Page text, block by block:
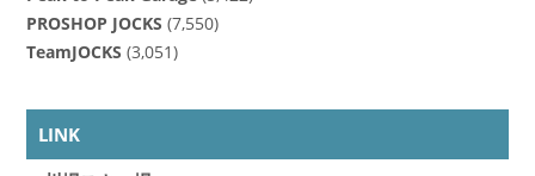
PROSHOP JOCKS (7,550)
TeamJOCKS (3,051)
LINK